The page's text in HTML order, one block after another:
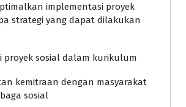
implementasi proyek
strategi yang dapat dilakukan
proyek sosial dalam kurikulum
kemitraan dengan masyarakat
sosial